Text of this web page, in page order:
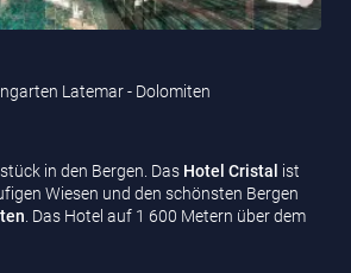
Latemar - Dolomiten
in den Bergen. Das Hotel Cristal ist
Wiesen und den schönsten Bergen
. Das Hotel auf 1 600 Metern über dem